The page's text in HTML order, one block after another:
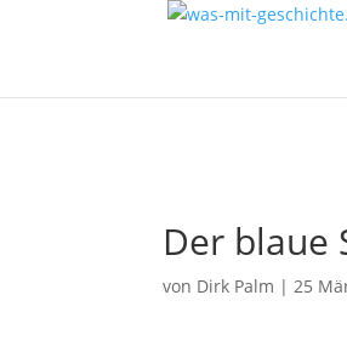
Der blaue
von Dirk Palm |25